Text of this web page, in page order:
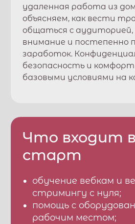
удаленная работа из
объясняем, как вести
общаться с
внимание и постепенно
заработок.
безопасность и
базовыми условиями на
Что входит в
старт
обучение вебкам и
стримингу с нуля;
помощь с
рабочим местом;